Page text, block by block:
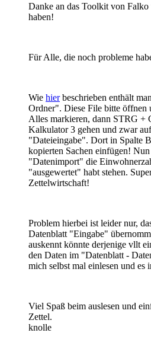
Danke an das Toolkit von
haben!
Für Alle, die noch probleme
Wie hierbeschrieben enthält
Ordner". Diese File bitte öffnen
Alles markieren, dann STRG +
Kalkulator 3 gehen und zwar
"Dateieingabe". Dort in Spalte
kopierten Sachen einfügen!
"Datenimport" die
"ausgewertet" habt stehen.
Zettelwirtschaft!
Problem hierbei ist leider nur,
Datenblatt "Eingabe"
auskennt könnte derjenige vllt
den Daten im "Datenblatt -
mich selbst mal einlesen und es
Viel Spaß beim auslesen und
Zettel.
knolle